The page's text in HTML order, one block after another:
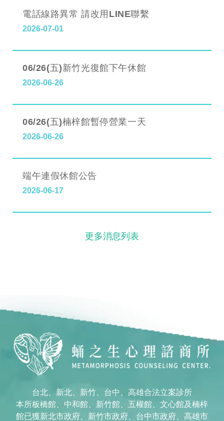
電話線路異常 請改用LINE聯繫
2026-07-01
06/26(五)新竹光復館下午休館
2026-06-26
06/26(五)楠梓館暫停營業一天
2026-06-26
端午連假休館公告
2026-06-17
更多消息列表
台北、新北、新竹、台中、高雄合法立案診所
本所板橋館、中和館、新竹館、五權館、文心館及楠梓
館已獲新北市政府、新竹市政府、台中市政府、高雄市